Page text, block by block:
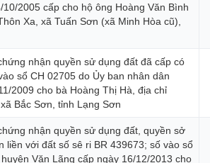
thế giới (26/4)
2005 cấp cho hộ ông Hoàng Văn Bình
Xa, xã Tuấn Sơn (xã Minh Hòa cũ),
nhận quyền sử dụng đất đã cấp có
sổ CH 02705 do Ủy ban nhân dân
2009 cho bà Hoàng Thị Hà, địa chỉ
Bắc Sơn, tỉnh Lạng Sơn
nhận quyền sử dụng đất, quyền sở
liền với đất số sê ri BR 439673; số vào sổ
Văn Lãng cấp ngày 16/12/2013 cho